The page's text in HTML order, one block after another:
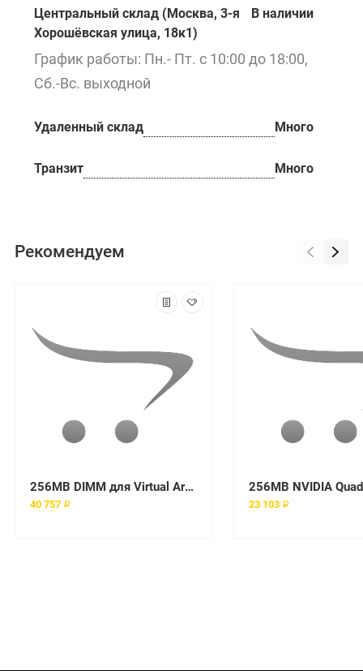
Центральный склад (Москва, 3-я
Хорошёвская улица, 18к1)
В наличии
График работы: Пн.- Пт. с 10:00 до 18:00,
Сб.-Вс. выходной
Удаленный склад Много
Транзит Много
Рекомендуем
256MB DIMM для Virtual Array processor
40 757 ₽ 23 103 ₽